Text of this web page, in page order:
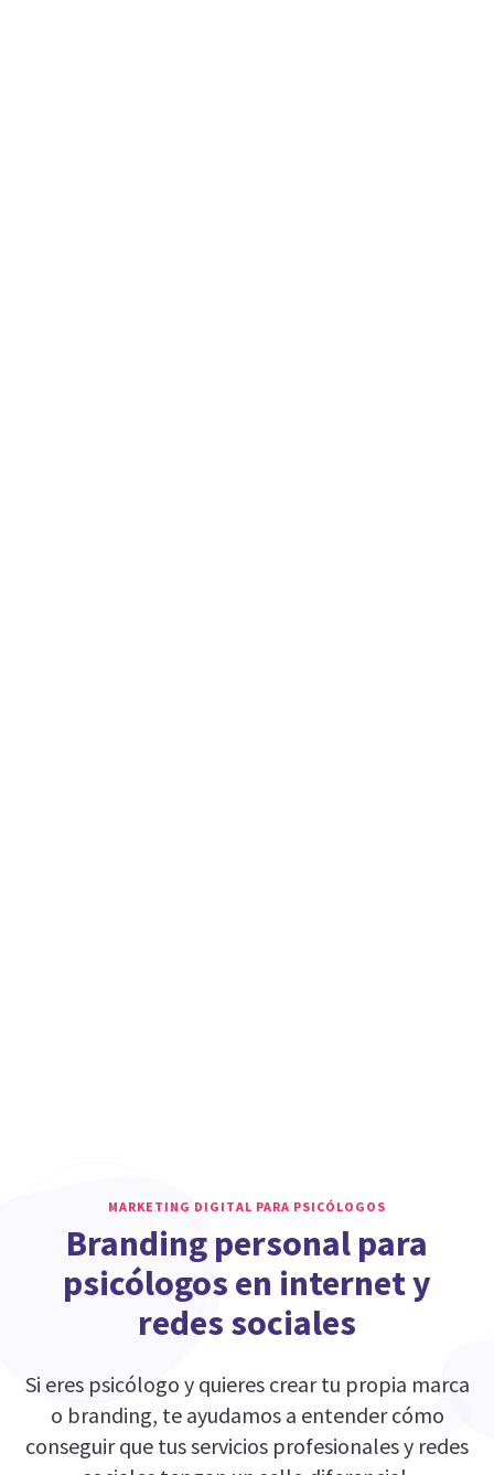
MARKETING DIGITAL PARA PSICÓLOGOS
​Branding personal para
psicólogos en internet y
redes sociales
Si eres psicólogo y quieres crear tu propia marca
o branding, te ayudamos a entender cómo
conseguir que tus servicios profesionales y redes